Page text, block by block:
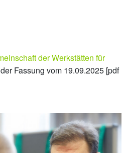
der Werkstätten für
Fassung vom 19.09.2025 [pdf